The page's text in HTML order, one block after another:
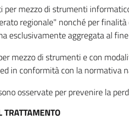
per mezzo di strumenti
regionale" nonché per
esclusivamente aggregata al
mezzo di strumenti e con
in conformità con la normativa
osservate per prevenire la
TRATTAMENTO